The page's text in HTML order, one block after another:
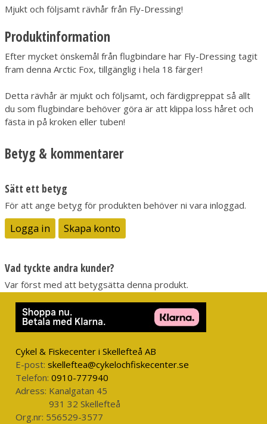
Mjukt och följsamt rävhår från Fly-Dressing!
Produktinformation
Efter mycket önskemål från flugbindare har Fly-Dressing tagit
fram denna Arctic Fox, tillgänglig i hela 18 färger!
Detta rävhår är mjukt och följsamt, och färdigpreppat så allt
du som flugbindare behöver göra är att klippa loss håret och
fästa in på kroken eller tuben!
Betyg & kommentarer
Sätt ett betyg
För att ange betyg för produkten behöver ni vara inloggad.
Logga in Skapa konto
Vad tyckte andra kunder?
Var först med att betygsätta denna produkt.
Cykel & Fiskecenter i Skellefteå AB
E-post: skelleftea@cykelochfiskecenter.se
Telefon: 0910-777940
Adress: Kanalgatan 45
931 32 Skellefteå
Org.nr: 556529-3577